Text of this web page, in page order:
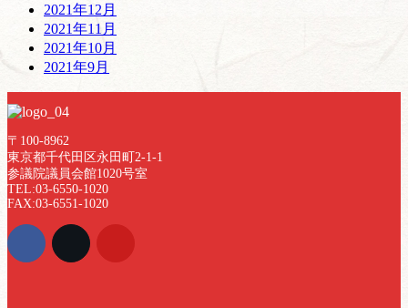
2021年12月
2021年11月
2021年10月
2021年9月
〒100-8962
東京都千代田区永田町2-1-1
参議院議員会館1020号室
TEL:03-6550-1020
FAX:03-6551-1020